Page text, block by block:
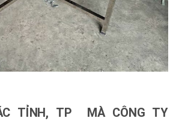
TỈNH, TP MÀ CÔNG TY